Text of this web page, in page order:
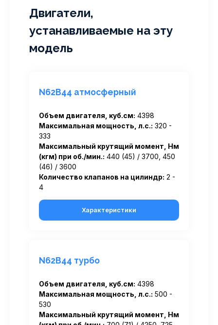
Двигатели,
устанавливаемые на эту
модель
N62B44 атмосферный
Объем двигателя, куб.см: 4398
Максимальная мощность, л.с.: 320 -
333
Максимальный крутящий момент, Нм
(кгм) при об./мин.: 440 (45) / 3700, 450
(46) / 3600
Количество клапанов на цилиндр: 2 -
4
Характеристики
N62B44 турбо
Объем двигателя, куб.см: 4398
Максимальная мощность, л.с.: 500 -
530
Максимальный крутящий момент, Нм